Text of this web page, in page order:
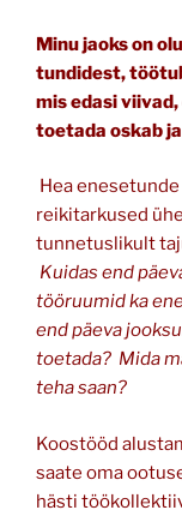
Minu jaoks on
tundidest,
mis edasi
toetada oskab
Hea
reikitarkused
tunnetuslikult
Kuidas end
tööruumid ka
end päeva
toetada? Mida
teha saan?
Koostööd
saate oma
hästi